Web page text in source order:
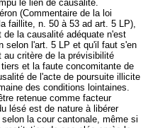
le lien de causalité.
(Commentaire de la loi
faillite, n. 50 à 53 ad art. 5 LP),
de la causalité adéquate n'est
selon l'art. 5 LP et qu'il faut s'en
au critère de la prévisibilité
et la faute concomitante de
de l'acte de poursuite illicite
des conditions lointaines.
retenue comme facteur
lésé est de nature à libérer
la cour cantonale, même si